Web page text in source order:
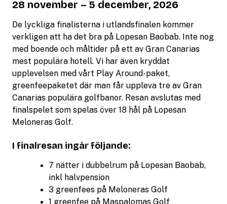
28 november – 5 december, 2026
De lyckliga finalisterna i utlandsfinalen kommer
verkligen att ha det bra på Lopesan Baobab. Inte nog
med boende och måltider på ett av Gran Canarias
mest populära hotell. Vi har även kryddat
upplevelsen med vårt Play Around-paket,
greenfeepaketet där man får uppleva tre av Gran
Canarias populära golfbanor. Resan avslutas med
finalspelet som spelas över 18 hål på Lopesan
Meloneras Golf.
I finalresan ingår följande:
7 nätter i dubbelrum på Lopesan Baobab,
inkl halvpension
3 greenfees på Meloneras Golf
1 greenfee på Maspalomas Golf